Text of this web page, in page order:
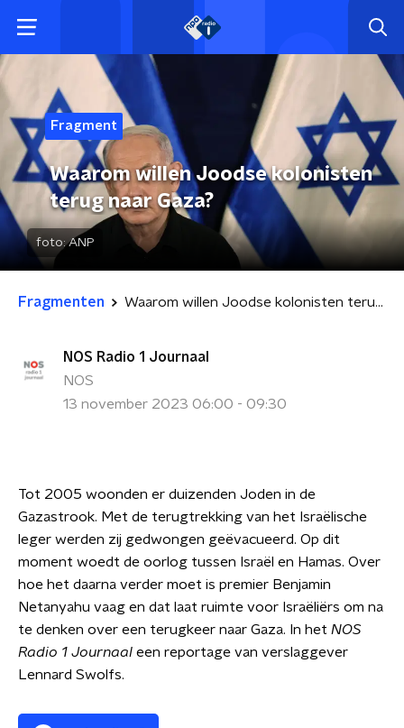
Fragment
Waarom willen Joodse kolonisten
terug naar Gaza?
foto:ANP
Fragmenten Waarom willen Joodse kolonisten terug naar Gaza?
NOS Radio 1 Journaal
NOS
13 november 2023 06:00 - 09:30
Tot 2005 woonden er duizenden Joden in de
Gazastrook. Met de terugtrekking van het Israëlische
leger werden zij gedwongen geëvacueerd. Op dit
moment woedt de oorlog tussen Israël en Hamas. Over
hoe het daarna verder moet is premier Benjamin
Netanyahu vaag en dat laat ruimte voor Israëliërs om na
te denken over een terugkeer naar Gaza. In het NOS
Radio 1 Journaal een reportage van verslaggever
Lennard Swolfs.